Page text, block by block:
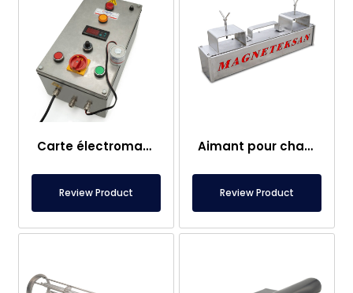
Carte électromagnétique
Review Product
Aimant pour chariot élévateur – Entièrement en inox – Distance effective de 10 cm – Libération facile avec poignée
Review Product